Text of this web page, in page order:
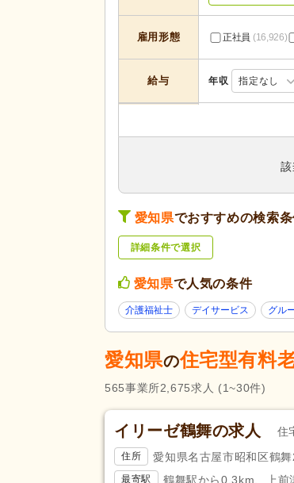
雇用形態 正社員 (16,926)
給与 年収 指定なし
サービスの種
訪問看護(2,657)
サービス付き高
看護小規模多機
診療所・クリニ
応募条件・こ
だわり
未経験可
40代活躍 (28,969)
該
愛知県でおすすめの検索
詳細条件で選択
愛知県で人気の条件
介護福祉士 デイサービス グル
愛知県の住宅型有料
565事業所2,675求人 (1~30件)
イリーゼ鶴舞の求人 住
住所 愛知県名古屋市昭和区鶴
最寄駅 鶴舞駅から0.3km、上